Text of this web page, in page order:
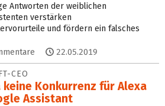
Antworten der weiblichen
verstärken
und fördern ein falsches
22.05.2019
CEO
keine Konkurrenz für Alexa
Assistant